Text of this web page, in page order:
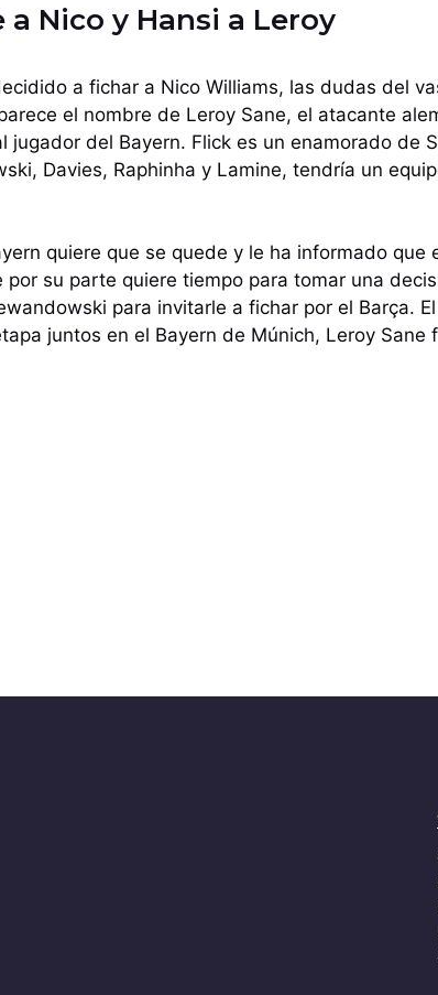
Nico y Hansi a Leroy
a fichar a Nico Williams, las dudas del
el nombre de Leroy Sane, el atacante
jugador del Bayern. Flick es un enamorado de
Davies, Raphinha y Lamine, tendría un
quiere que se quede y le ha informado
por su parte quiere tiempo para tomar una
para invitarle a fichar por el Barça.
juntos en el Bayern de Múnich, Leroy Sane